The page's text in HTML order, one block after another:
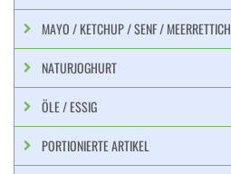
MAYO / KETCHUP / SENF / MEERRETTICH
NATURJOGHURT
ÖLE / ESSIG
PORTIONIERTE ARTIKEL